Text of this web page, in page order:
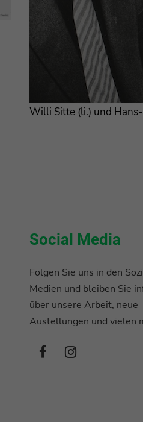
Willi Sitte (li.) und Hans-
Social Media
Folgen Sie uns in den
Medien und bleiben Sie
über unsere Arbeit, neue
Austellungen und vielen